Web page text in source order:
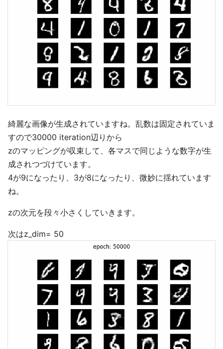
綺麗な画像が生成されていますね。乱数は固定されていま
すので30000 iteration辺りから
zのマッピングが収束して、各マスで同じような数字が生
成されつづけています。
4が9になったり、3が8になったり、微妙に揺れています
ね。
zの次元を段々小さくしていきます。
次はz_dim= 50